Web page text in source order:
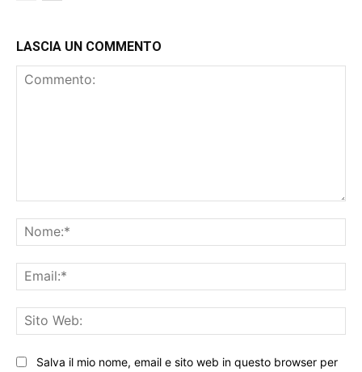
LASCIA UN COMMENTO
Salva il mio nome, email e sito web in questo browser per